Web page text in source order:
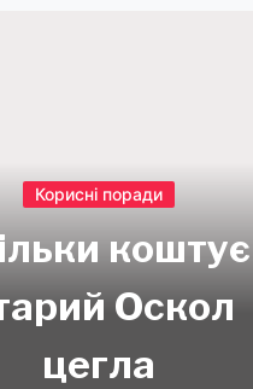
Корисні поради
коштує
Оскол
цегла